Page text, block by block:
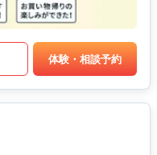
体験・相談予約